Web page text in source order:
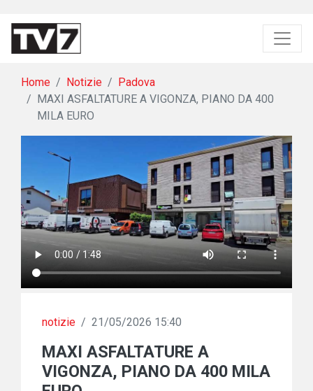
Home Notizie
Padova
MAXI ASFALTATURE A VIGONZA, PIANO DA 400
MILA EURO
notizie / 21/05/2026 15:40
MAXI ASFALTATURE A
VIGONZA, PIANO DA 400 MILA